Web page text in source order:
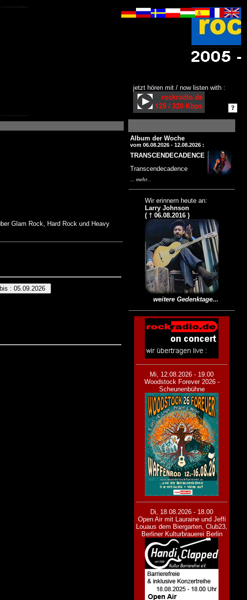
jetzt hören mit / now listen with :
Glam Rock, Hard Rock und Heavy
Album der Woche
vom 06.08.2026 - 12.08.2026 :
TRANSCENDECADENCE
Transcendecadence
mehr...
Wir erinnern heute an:
Larry Johnson
( † 06.08.2016 )
weitere Gedenktage...
Mi, 12.08.2026 - 19.00
Woodstock Forever 2026 -
Scheunenbühne
Di, 18.08.2026 - 18.00
Open Air mit Lauraine und Jeffi
Louaus dem Biergarten, Club23,
Berliner Kulturbrauerei Berlin